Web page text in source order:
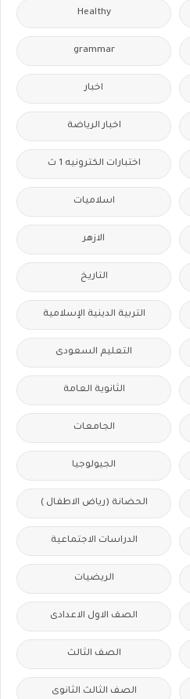
Healthy
grammar
اخبار
اخبار الرياضة
اختبارات الكترونيه 1 ث
اسلاميات
الازهر
التاريخ
التربية الدينية الإسلامية
التعليم السعودى
الثانوية العامة
الجامعات
الجيولوجيا
الحضانة (رياض الاطفال )
الدراسات الاجتماعية
الريضيات
الصف الاول الاعدادى
الصف الثالث
الصف الثالث الثانوى